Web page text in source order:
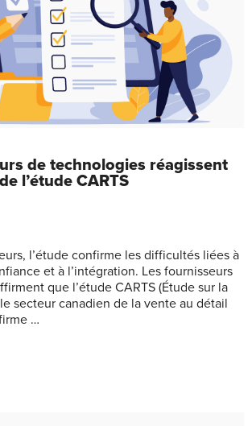
de technologies réagissent
l’étude CARTS
l’étude confirme les difficultés liées à
et à l’intégration. Les fournisseurs
que l’étude CARTS (Étude sur la
secteur canadien de la vente au détail
…